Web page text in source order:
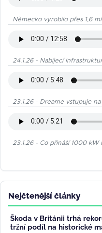
Německo vyrobilo přes 1,6
24.1.26 - Nabíjecí
23.1.26 - Dreame vstupuje
23.1.26 - Co přináší 1000 kW
Nejčtenější články
Škoda v Británii trhá
tržní podíl na historické